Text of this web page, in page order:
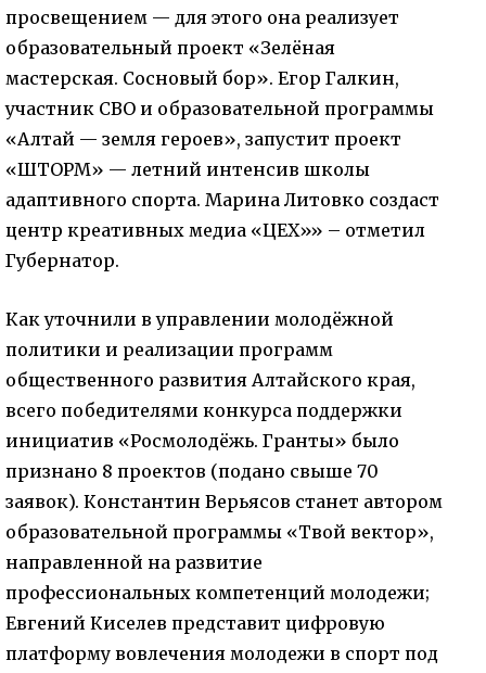
просвещением — для этого она реализует
образовательный проект «Зелёная
мастерская. Сосновый бор». Егор Галкин,
участник СВО и образовательной программы
«Алтай — земля героев», запустит проект
«ШТОРМ» — летний интенсив школы
адаптивного спорта. Марина Литовко создаст
центр креативных медиа «ЦЕХ»» – отметил
Губернатор.
Как уточнили в управлении молодёжной
политики и реализации программ
общественного развития Алтайского края,
всего победителями конкурса поддержки
инициатив «Росмолодёжь. Гранты» было
признано 8 проектов (подано свыше 70
заявок). Константин Верьясов станет автором
образовательной программы «Твой вектор»,
направленной на развитие
профессиональных компетенций молодежи;
Евгений Киселев представит цифровую
платформу вовлечения молодежи в спорт под